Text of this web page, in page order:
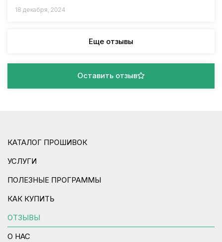
18 декабря, 2024
Еще отзывы
Оставить отзыв
КАТАЛОГ ПРОШИВОК
УСЛУГИ
ПОЛЕЗНЫЕ ПРОГРАММЫ
КАК КУПИТЬ
ОТЗЫВЫ
О НАС